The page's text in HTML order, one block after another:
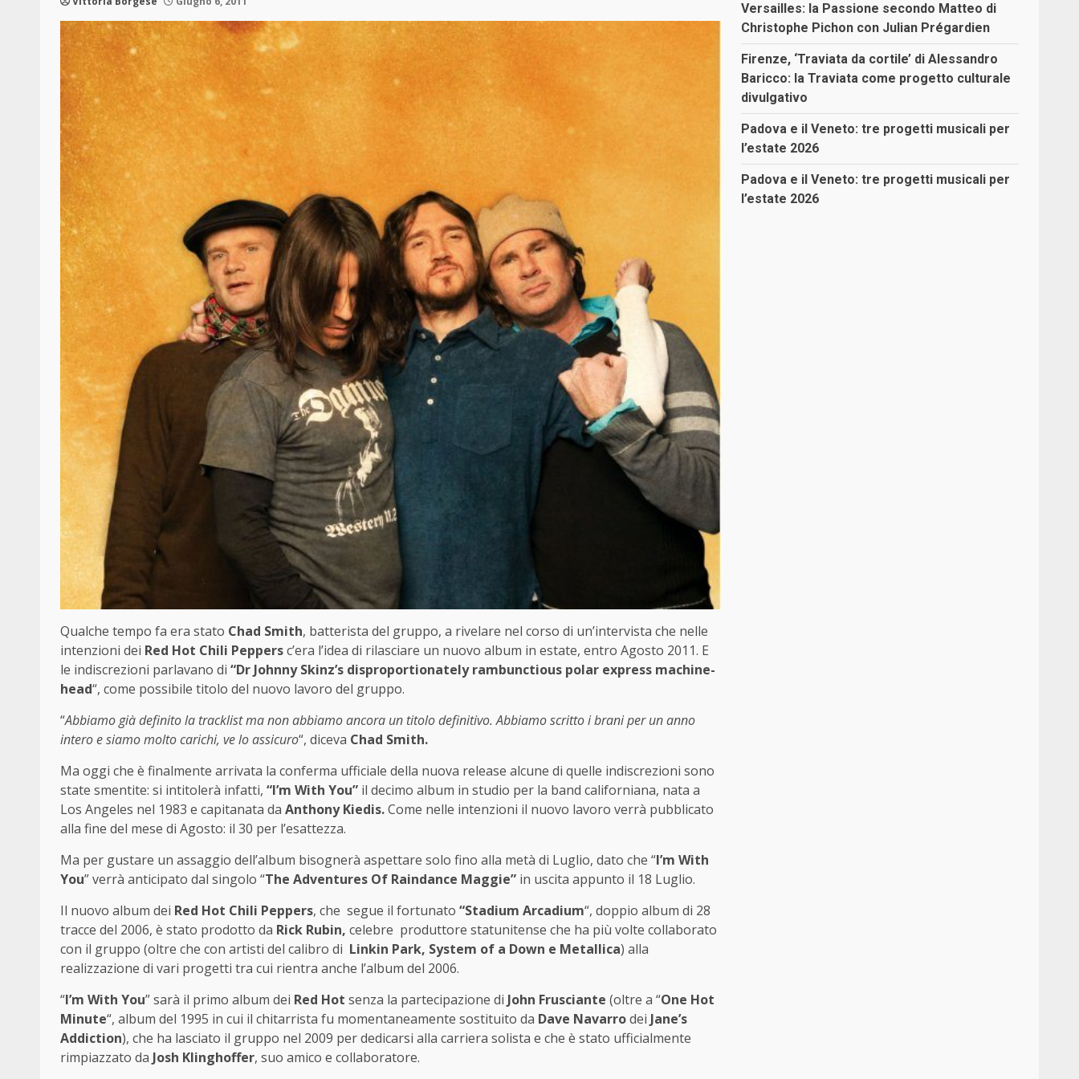
Qualche tempo fa era stato Chad Smith, batterista del gruppo, a rivelare nel corso di un’intervista che nelle
intenzioni dei Red Hot Chili Peppersc’era l’idea di rilasciare un nuovo album in estate, entro Agosto 2011. E
le indiscrezioni parlavano di “Dr Johnny Skinz’s disproportionately rambunctious polar express machine-
head“, come possibile titolo del nuovo lavoro del gruppo.
“Abbiamo già definito la tracklist ma non abbiamo ancora un titolo definitivo. Abbiamo scritto i brani per un anno
intero e siamo molto carichi, ve lo assicuro“, diceva Chad Smith.
Ma oggi che è finalmente arrivata la conferma ufficiale della nuova release alcune di quelle indiscrezioni sono
state smentite: si intitolerà infatti, “I’m With You” il decimo album in studio per la band californiana, nata a
Los Angeles nel 1983 e capitanata da Anthony Kiedis.Come nelle intenzioni il nuovo lavoro verrà pubblicato
alla fine del mese di Agosto: il 30 per l’esattezza.
Ma per gustare un assaggio dell’album bisognerà aspettare solo fino alla metà di Luglio, dato che “I’m With
You” verrà anticipato dal singolo “The Adventures Of Raindance Maggie” in uscita appunto il 18 Luglio.
Il nuovo album dei Red Hot Chili Peppers, che segue il fortunato “Stadium Arcadium“, doppio album di 28
tracce del 2006, è stato prodotto da Rick Rubin, celebre produttore statunitense che ha più volte collaborato
con il gruppo (oltre che con artisti del calibro di Linkin Park, System of a Down e Metallica) alla
realizzazione di vari progetti tra cui rientra anche l’album del 2006.
“I’m With You” sarà il primo album dei Red Hot senza la partecipazione di John Frusciante (oltre a “One Hot
Minute“, album del 1995 in cui il chitarrista fu momentaneamente sostituito da Dave Navarrodei Jane’s
Addiction), che ha lasciato il gruppo nel 2009 per dedicarsi alla carriera solista e che è stato ufficialmente
rimpiazzato da Josh Klinghoffer, suo amico e collaboratore.
Versailles: la Passione secondo Matteo di
Christophe Pichon con Julian Prégardien
Firenze, ‘Traviata da cortile’ di Alessandro
Baricco: la Traviata come progetto culturale
divulgativo
Padova e il Veneto: tre progetti musicali per
l’estate 2026
Padova e il Veneto: tre progetti musicali per
l’estate 2026